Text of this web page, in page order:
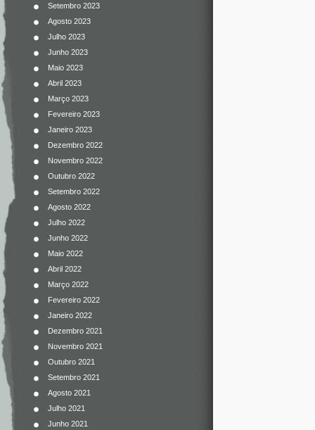
Setembro 2023
Agosto 2023
Julho 2023
Junho 2023
Maio 2023
Abril 2023
Março 2023
Fevereiro 2023
Janeiro 2023
Dezembro 2022
Novembro 2022
Outubro 2022
Setembro 2022
Agosto 2022
Julho 2022
Junho 2022
Maio 2022
Abril 2022
Março 2022
Fevereiro 2022
Janeiro 2022
Dezembro 2021
Novembro 2021
Outubro 2021
Setembro 2021
Agosto 2021
Julho 2021
Junho 2021